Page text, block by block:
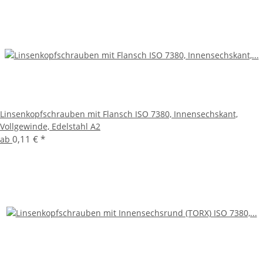
Linsenkopfschrauben mit Flansch ISO 7380, Innensechskant,
Vollgewinde, Edelstahl A2
ab 0,11 € *